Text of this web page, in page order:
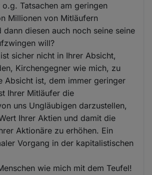
o.g. Tatsachen am geringen
Millionen von Mitläufern
dann diesen auch noch seine seine
will?
sicher nicht in Ihrer Absicht,
Kirchengegner wie mich, zu
Absicht ist, dem immer geringer
Ihrer Mitläufer die
uns Ungläubigen darzustellen,
Ihrer Aktien und damit die
Aktionäre zu erhöhen. Ein
Vorgang in der kapitalistischen
wie mich mit dem Teufel!